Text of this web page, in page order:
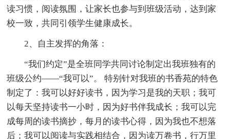
读习惯，阅读氛围，让家长也参与到班级活动，达到家
校一致，共同引领学生健康成长。
2、自主发挥的角落：
“我们约定”是全班同学共同讨论制定出我班独有的
班级公约——“我可以”。 特别针对我班的书香苑的特色
制定了：我可以好好读书，因为学习是我的天职；我可
以每天坚持读书一小时，因为好书伴我成长；我可以完
成每周的读书摘抄，每月的读书心得，因为我也不想落
后；我可以阅读与实践相结合，因为读万卷书，行万里